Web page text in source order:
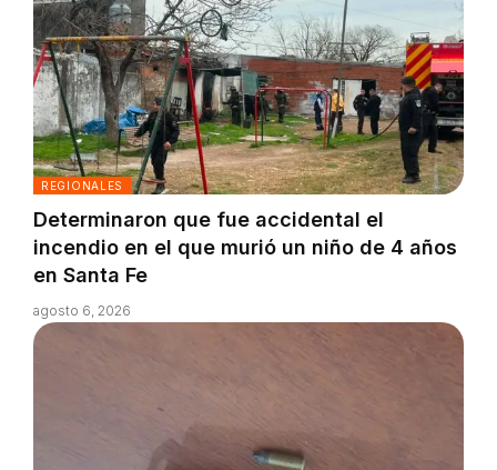
REGIONALES
Determinaron que fue accidental el
incendio en el que murió un niño de 4 años
en Santa Fe
agosto 6, 2026